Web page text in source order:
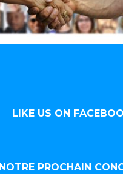
LIKE US ON
NOTRE PROCHAIN